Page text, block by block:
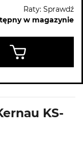
Raty: Sprawdź
w magazynie
KS-